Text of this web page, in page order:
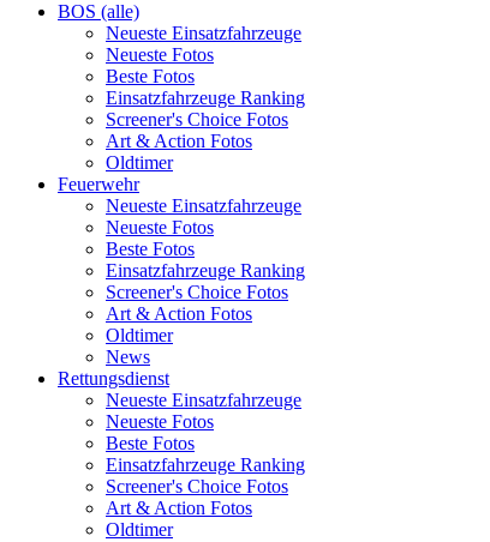
BOS (alle)
Neueste Einsatzfahrzeuge
Neueste Fotos
Beste Fotos
Einsatzfahrzeuge Ranking
Screener's Choice Fotos
Art & Action Fotos
Oldtimer
Feuerwehr
Neueste Einsatzfahrzeuge
Neueste Fotos
Beste Fotos
Einsatzfahrzeuge Ranking
Screener's Choice Fotos
Art & Action Fotos
Oldtimer
News
Rettungsdienst
Neueste Einsatzfahrzeuge
Neueste Fotos
Beste Fotos
Einsatzfahrzeuge Ranking
Screener's Choice Fotos
Art & Action Fotos
Oldtimer